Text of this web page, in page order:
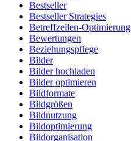
Bestseller
Bestseller Strategies
Betreffzeilen-Optimierung
Bewertungen
Beziehungspflege
Bilder
Bilder hochladen
Bilder optimieren
Bildformate
Bildgrößen
Bildnutzung
Bildoptimierung
Bildorganisation